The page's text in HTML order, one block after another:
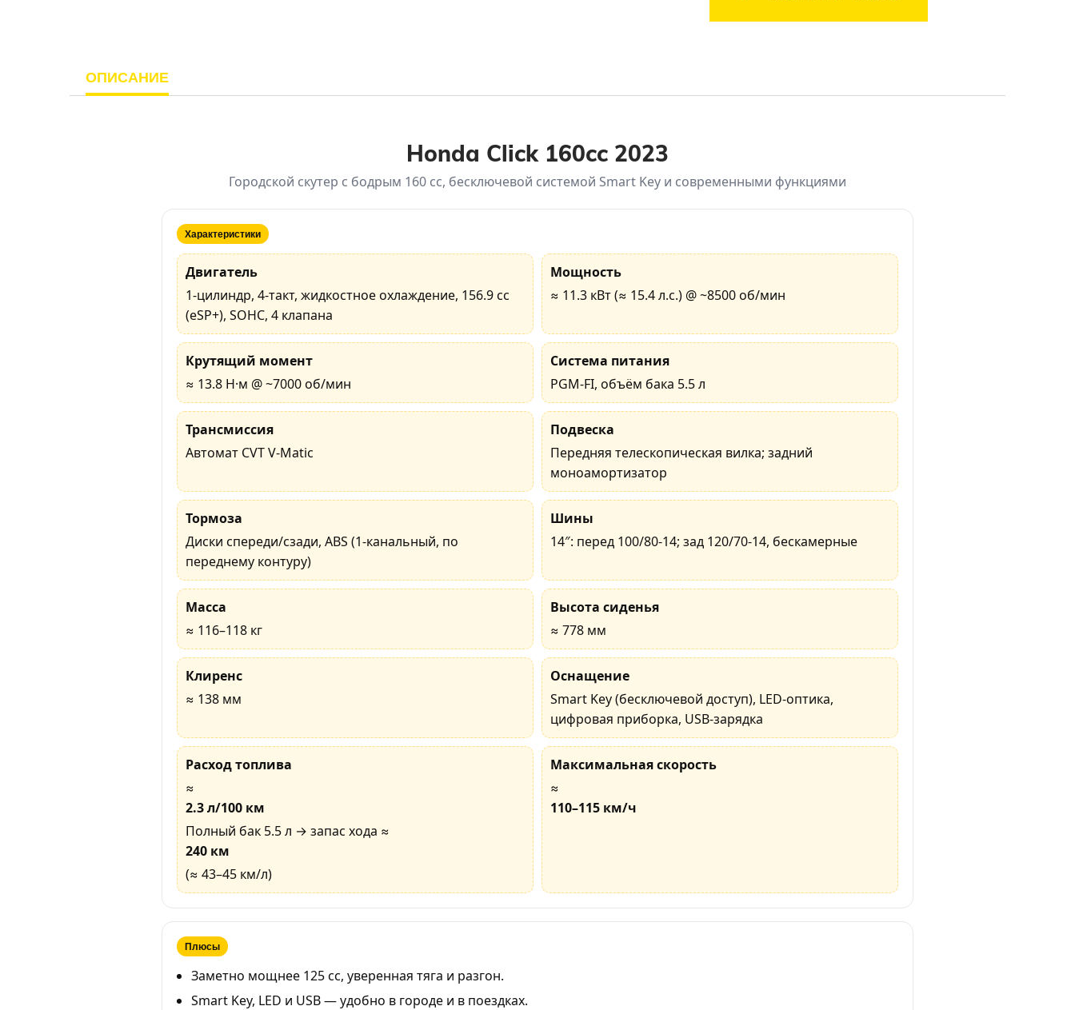
ОПИСАНИЕ
Honda Click 160cc 2023
Городской скутер с бодрым 160 cc, бесключевой системой Smart Key и современными функциями
Характеристики
Двигатель
1-цилиндр, 4-такт, жидкостное охлаждение, 156.9 cc
(eSP+), SOHC, 4 клапана
Мощность
≈ 11.3 кВт (≈ 15.4 л.с.) @ ~8500 об/мин
Крутящий момент
≈ 13.8 Н·м @ ~7000 об/мин
Система питания
PGM-FI, объём бака 5.5 л
Трансмиссия
Автомат CVT V-Matic
Подвеска
Передняя телескопическая вилка; задний
моноамортизатор
Тормоза
Диски спереди/сзади, ABS (1-канальный, по
переднему контуру)
Шины
14″: перед 100/80-14; зад 120/70-14, бескамерные
Масса
≈ 116–118 кг
Высота сиденья
≈ 778 мм
Клиренс
≈ 138 мм
Оснащение
Smart Key (бесключевой доступ), LED-оптика,
цифровая приборка, USB-зарядка
Расход топлива
≈
2.3 л/100 км
Полный бак 5.5 л → запас хода ≈
240 км
(≈ 43–45 км/л)
Максимальная скорость
≈
110–115 км/ч
Плюсы
Заметно мощнее 125 cc, уверенная тяга и разгон.
Smart Key, LED и USB — удобно в городе и в поездках.